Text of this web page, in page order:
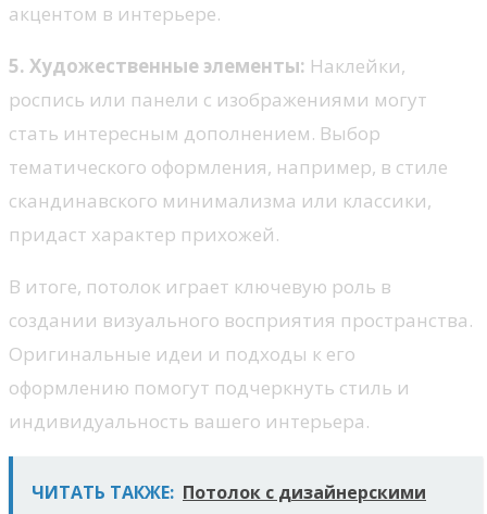
акцентом в интерьере.
5. Художественные элементы: Наклейки,
роспись или панели с изображениями могут
стать интересным дополнением. Выбор
тематического оформления, например, в стиле
скандинавского минимализма или классики,
придаст характер прихожей.
В итоге, потолок играет ключевую роль в
создании визуального восприятия пространства.
Оригинальные идеи и подходы к его
оформлению помогут подчеркнуть стиль и
индивидуальность вашего интерьера.
ЧИТАТЬ ТАКЖЕ: Потолок с дизайнерскими